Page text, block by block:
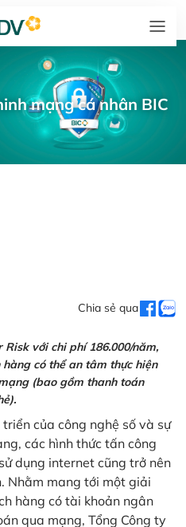
mạng cá nhân BIC
Chia sẻ qua
với chi phí 186.000/năm,
có thể an tâm thực hiện
(bao gồm thanh toán
của công nghệ số và sự
các hình thức tấn công
dụng internet cũng trở nên
Nhằm mang tới một giải
hàng có tài khoản ngân
qua mạng, Tổng Công ty